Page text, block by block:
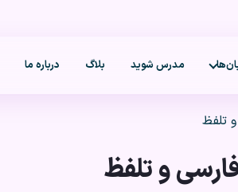
مدرس شوید بلاگ درباره ما
تلفظ
و تلفظ